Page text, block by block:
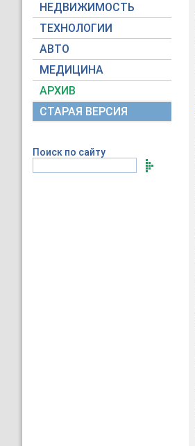
НЕДВИЖИМОСТЬ
ТЕХНОЛОГИИ
АВТО
МЕДИЦИНА
АРХИВ
СТАРАЯ ВЕРСИЯ
Поиск по сайту